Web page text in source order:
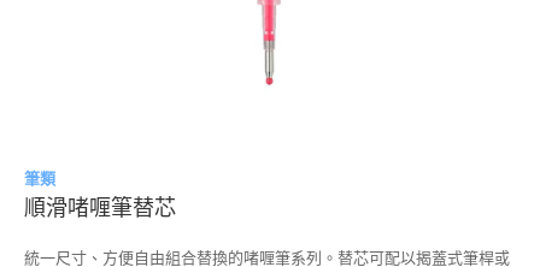
筆類
順滑啫喱筆替芯
統一尺寸、方便自由組合替換的啫喱筆系列。替芯可配以揭蓋式筆桿或